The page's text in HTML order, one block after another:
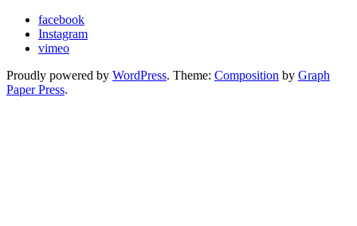
facebook
Instagram
vimeo
Proudly powered by WordPress. Theme: Composition by Graph
Paper Press.